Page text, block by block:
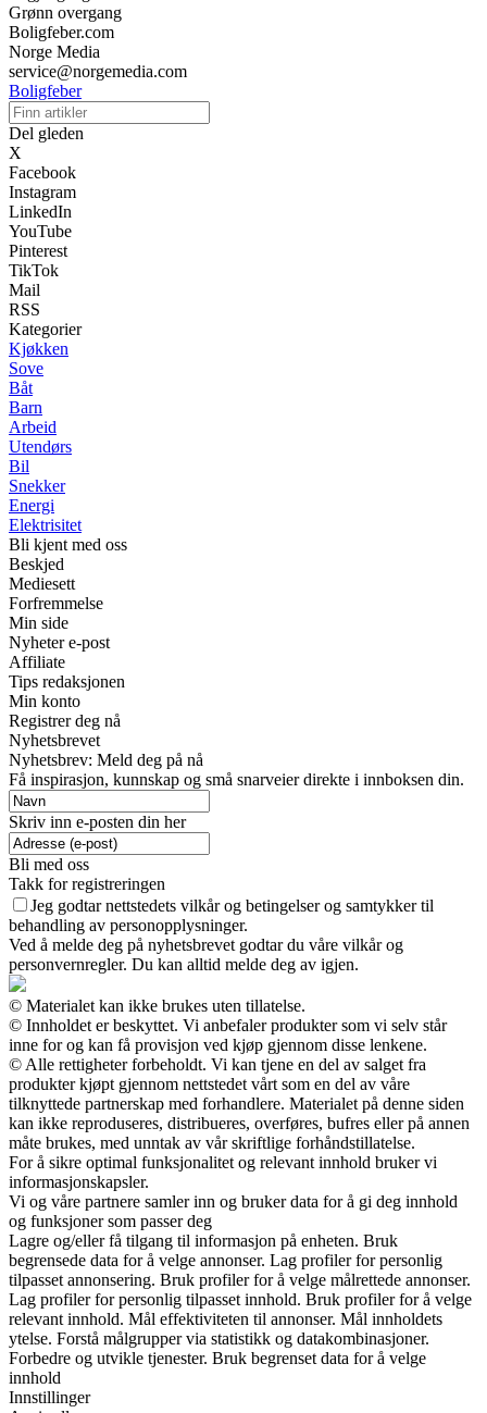
Grønn overgang
Boligfeber.com
Norge Media
service@norgemedia.com
Boligfeber
Del gleden
X
Facebook
Instagram
LinkedIn
YouTube
Pinterest
TikTok
Mail
RSS
Kategorier
Kjøkken
Sove
Båt
Barn
Arbeid
Utendørs
Bil
Snekker
Energi
Elektrisitet
Bli kjent med oss
Beskjed
Mediesett
Forfremmelse
Min side
Nyheter e-post
Affiliate
Tips redaksjonen
Min konto
Registrer deg nå
Nyhetsbrevet
Nyhetsbrev: Meld deg på nå
Få inspirasjon, kunnskap og små snarveier direkte i innboksen din.
Skriv inn e-posten din her
Bli med oss
Takk for registreringen
Jeg godtar nettstedets vilkår og betingelser og samtykker til
behandling av personopplysninger.
Ved å melde deg på nyhetsbrevet godtar du våre vilkår og
personvernregler. Du kan alltid melde deg av igjen.
© Materialet kan ikke brukes uten tillatelse.
© Innholdet er beskyttet. Vi anbefaler produkter som vi selv står
inne for og kan få provisjon ved kjøp gjennom disse lenkene.
© Alle rettigheter forbeholdt. Vi kan tjene en del av salget fra
produkter kjøpt gjennom nettstedet vårt som en del av våre
tilknyttede partnerskap med forhandlere. Materialet på denne siden
kan ikke reproduseres, distribueres, overføres, bufres eller på annen
måte brukes, med unntak av vår skriftlige forhåndstillatelse.
For å sikre optimal funksjonalitet og relevant innhold bruker vi
informasjonskapsler.
Vi og våre partnere samler inn og bruker data for å gi deg innhold
og funksjoner som passer deg
Lagre og/eller få tilgang til informasjon på enheten. Bruk
begrensede data for å velge annonser. Lag profiler for personlig
tilpasset annonsering. Bruk profiler for å velge målrettede annonser.
Lag profiler for personlig tilpasset innhold. Bruk profiler for å velge
relevant innhold. Mål effektiviteten til annonser. Mål innholdets
ytelse. Forstå målgrupper via statistikk og datakombinasjoner.
Forbedre og utvikle tjenester. Bruk begrenset data for å velge
innhold
Innstillinger